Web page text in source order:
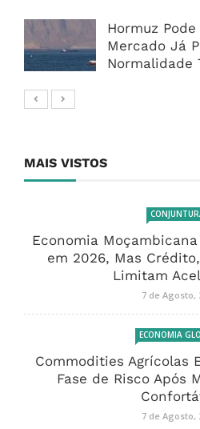
Hormuz
Mercado Já
Normalidade
MAIS VISTOS
Economia
em 2026, Mas
Limitam
7 de Agosto,
ECONOMIA
Commodities Agrícolas
Fase de Risco Após
7 de Agosto,